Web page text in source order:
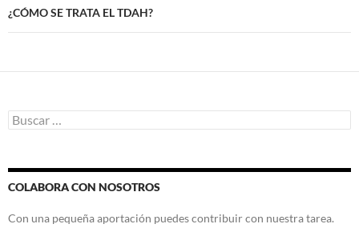
¿CÓMO SE TRATA EL TDAH?
Buscar:
COLABORA CON NOSOTROS
Con una pequeña aportación puedes contribuir con nuestra tarea.